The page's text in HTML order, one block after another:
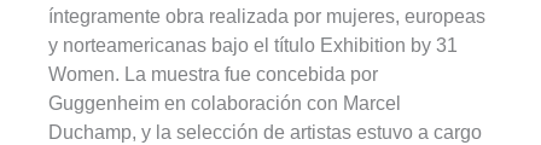
íntegramente obra realizada por mujeres, europeas
y norteamericanas bajo el título Exhibition by 31
Women. La muestra fue concebida por
Guggenheim en cola­boración con Marcel
Duchamp, y la selección de artistas estuvo a cargo